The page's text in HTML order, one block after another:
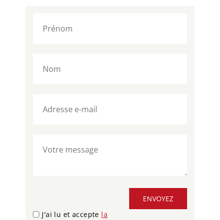
ENVOYEZ
J'ai lu et accepte la